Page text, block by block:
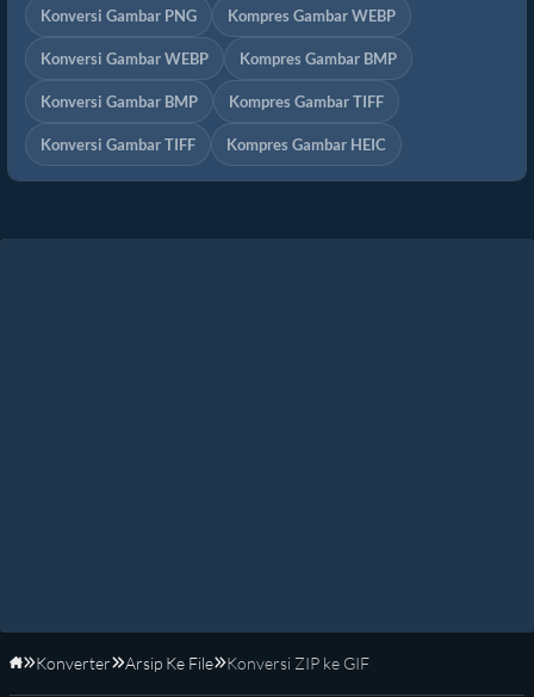
Konversi Gambar PNG Kompres Gambar WEBP
Konversi Gambar WEBP Kompres Gambar BMP
Konversi Gambar BMP Kompres Gambar TIFF
Konversi Gambar TIFF Kompres Gambar HEIC
Beranda
Konverter Arsip Ke File Konversi ZIP ke GIF